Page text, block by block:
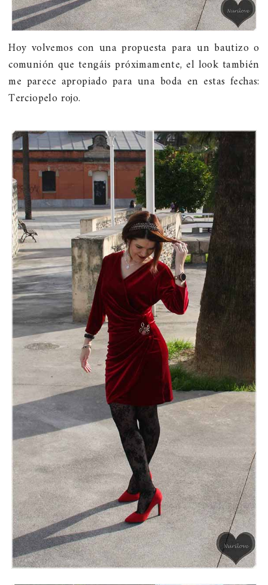
Hoy volvemos con una propuesta para un bautizo o
comunión que tengáis próximamente, el look también
me parece apropiado para una boda en estas fechas:
Terciopelo rojo.